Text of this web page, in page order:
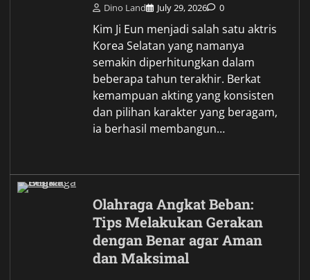
Dino Land July 29, 2026 0
Kim Ji Eun menjadi salah satu aktris
Korea Selatan yang namanya
semakin diperhitungkan dalam
beberapa tahun terakhir. Berkat
kemampuan akting yang konsisten
dan pilihan karakter yang beragam,
ia berhasil membangun…
Olahraga Angkat Beban:
Tips Melakukan Gerakan
dengan Benar agar Aman
dan Maksimal